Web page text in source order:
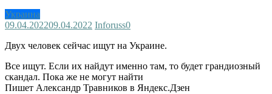
Украина
09.04.202209.04.2022 Inforuss0
Двух человек сейчас ищут на Украине.
Все ищут. Если их найдут именно там, то будет грандиозный
скандал. Пока же не могут найти
Пишет Александр Травников в Яндекс.Дзен